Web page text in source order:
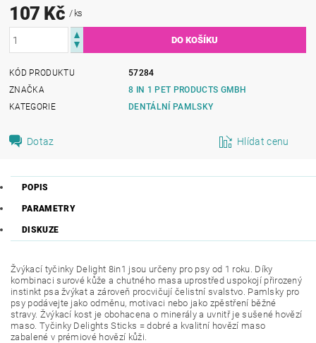
107 Kč / ks
KÓD PRODUKTU
57284
ZNAČKA
8 IN 1 PET PRODUCTS GMBH
KATEGORIE
DENTÁLNÍ PAMLSKY
Dotaz Hlídat cenu
POPIS
PARAMETRY
DISKUZE
Žvýkací tyčinky Delight 8in1 jsou určeny pro psy od 1 roku. Díky
kombinaci surové kůže a chutného masa uprostřed uspokojí přirozený
instinkt psa žvýkat a zároveň procvičují čelistní svalstvo. Pamlsky pro
psy podávejte jako odměnu, motivaci nebo jako zpěstření běžné
stravy. Žvýkací kost je obohacena o minerály a uvnitř je sušené hovězí
maso. Tyčinky Delights Sticks = dobré a kvalitní hovězí maso
zabalené v prémiové hovězí kůži.